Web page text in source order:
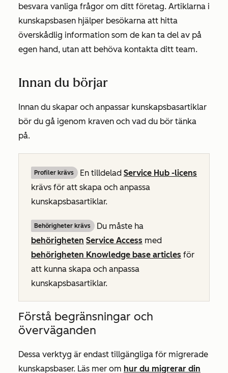
besvara vanliga frågor om ditt företag. Artiklarna i
kunskapsbasen hjälper besökarna att hitta
överskådlig information som de kan ta del av på
egen hand, utan att behöva kontakta ditt team.
Innan du börjar
Innan du skapar och anpassar kunskapsbasartiklar
bör du gå igenom kraven och vad du bör tänka
på.
Profiler krävs En tilldelad Service Hub -licens
krävs för att skapa och anpassa
kunskapsbasartiklar.
Behörigheter krävs
Du måste ha
behörigheten Service Access med
behörigheten Knowledge base articles för
att kunna skapa och anpassa
kunskapsbasartiklar.
Förstå begränsningar och
överväganden
Dessa verktyg är endast tillgängliga för migrerade
kunskapsbaser. Läs mer om hur du migrerar din